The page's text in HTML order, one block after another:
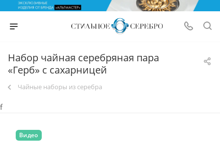
Набор чайная серебряная пара
«Герб» с сахарницей
Чайные наборы из серебра
f
Видео